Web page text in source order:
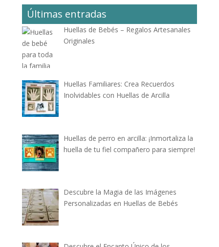
Últimas entradas
Huellas de Bebés – Regalos Artesanales
Originales
Huellas Familiares: Crea Recuerdos
Inolvidables con Huellas de Arcilla
Huellas de perro en arcilla: ¡Inmortaliza la
huella de tu fiel compañero para siempre!
Descubre la Magia de las Imágenes
Personalizadas en Huellas de Bebés